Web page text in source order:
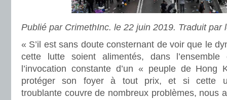
Publié par CrimethInc. le 22 juin 2019. Traduit par
« S’il est sans doute consternant de voir que le
cette lutte soient alimentés, dans
l’invocation constante d’un « peuple de
protéger son foyer à tout prix, et si cette
troublante couvre de nombreux problèmes, nous